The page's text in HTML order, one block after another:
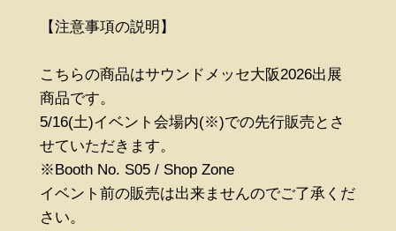
【注意事項の説明】
こちらの商品はサウンドメッセ大阪2026出展
商品です。
5/16(土)イベント会場内(※)での先行販売とさ
せていただきます。
※Booth No. S05 / Shop Zone
イベント前の販売は出来ませんのでご了承くだ
さい。